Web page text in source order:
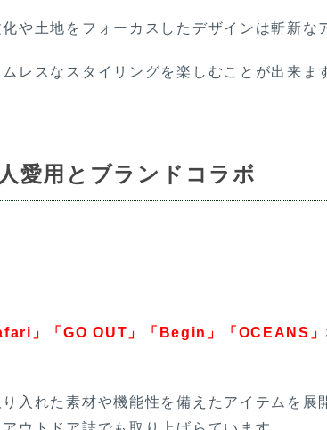
や土地をフォーカスしたデザインは斬新な
レスなスタイリングを楽しむことが出来ま
愛用とブランドコラボ
」「GO OUT」「Begin」「OCEANS」
入れた素材や機能性を備えたアイテムを展